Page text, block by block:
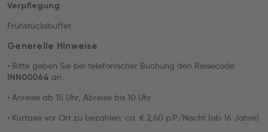
Verpflegung
Frühstücksbuffet
Generelle Hinweise
• Bitte geben Sie bei telefonischer Buchung den Reisecode
INN00064 an.
• Anreise ab 15 Uhr, Abreise bis 10 Uhr
• Kurtaxe vor Ort zu bezahlen: ca. € 2,60 p.P./Nacht (ab 16 Jahre)